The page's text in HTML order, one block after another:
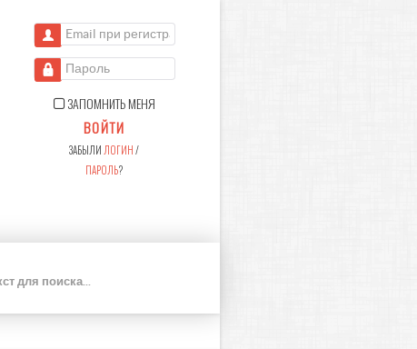
Email при регистрации
Пароль
ЗАПОМНИТЬ МЕНЯ
ВОЙТИ
ЗАБЫЛИ ЛОГИН/
ПАРОЛЬ?
К